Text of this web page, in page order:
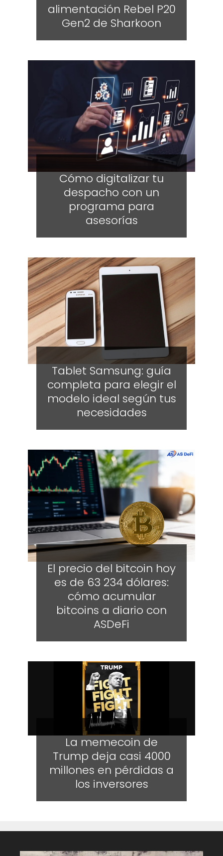
alimentación Rebel P20
Gen2 de Sharkoon
Cómo digitalizar tu
despacho con un
programa para
asesorías
Tablet Samsung: guía
completa para elegir el
modelo ideal según tus
necesidades
El precio del bitcoin hoy
es de 63 234 dólares:
cómo acumular
bitcoins a diario con
ASDeFi
La memecoin de
Trump deja casi 4000
millones en pérdidas a
los inversores